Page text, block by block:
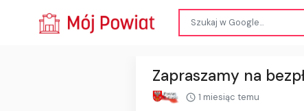
Zapraszamy na
1 miesiąc temu